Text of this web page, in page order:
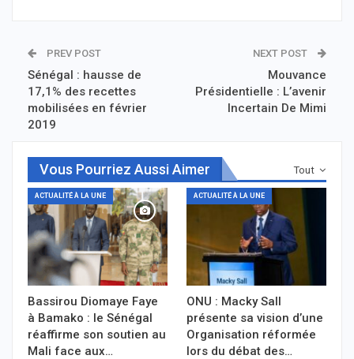
PREV POST
Sénégal : hausse de
17,1% des recettes
mobilisées en février
2019
NEXT POST
Mouvance
Présidentielle : L’avenir
Incertain De Mimi
Tout
Vous Pourriez Aussi Aimer
ACTUALITÉ À LA UNE
Bassirou Diomaye Faye
à Bamako : le Sénégal
réaffirme son soutien au
Mali face aux…
ACTUALITÉ À LA UNE
ONU : Macky Sall
présente sa vision d’une
Organisation réformée
lors du débat des…